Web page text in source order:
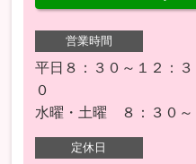
営業時間
平日８：３０～１２：
０
水曜・土曜 ８：３０～
定休日